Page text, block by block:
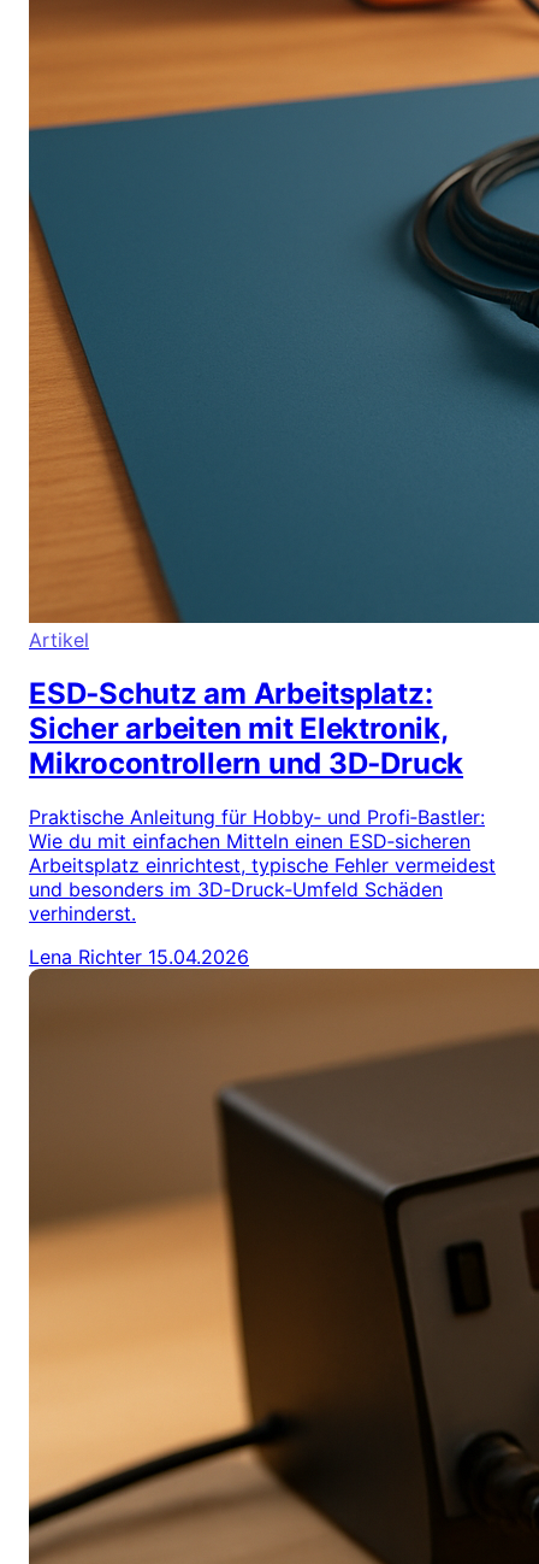
Artikel
ESD‑Schutz am Arbeitsplatz:
Sicher arbeiten mit Elektronik,
Mikrocontrollern und 3D‑Druck
Praktische Anleitung für Hobby‑ und Profi‑Bastler:
Wie du mit einfachen Mitteln einen ESD‑sicheren
Arbeitsplatz einrichtest, typische Fehler vermeidest
und besonders im 3D‑Druck‑Umfeld Schäden
verhinderst.
Lena Richter 15.04.2026